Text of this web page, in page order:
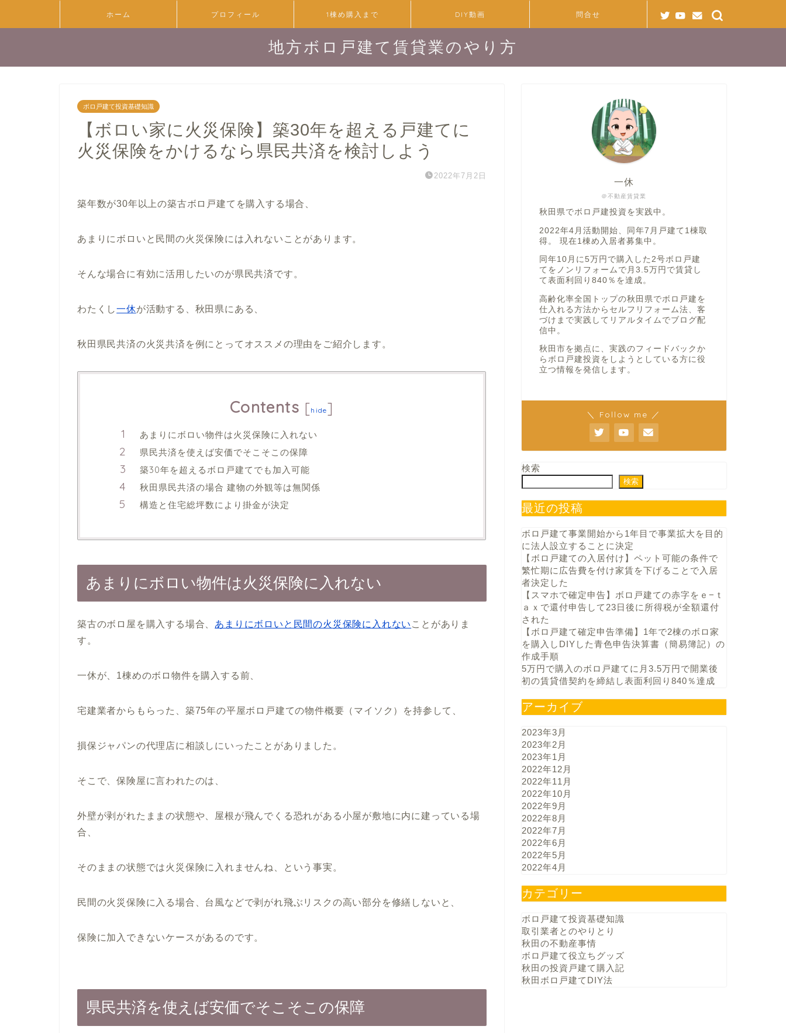
ホーム プロフィール 1棟め購入まで DIY動画 問合せ
地方ボロ戸建て賃貸業のやり方
ボロ戸建て投資基礎知識
【ボロい家に火災保険】築30年を超える戸建てに
火災保険をかけるなら県民共済を検討しよう
2022年7月2日
築年数が30年以上の築古ボロ戸建てを購入する場合、
あまりにボロいと民間の火災保険には入れないことがあります。
そんな場合に有効に活用したいのが県民共済です。
わたくし一休が活動する、秋田県にある、
秋田県民共済の火災共済を例にとってオススメの理由をご紹介します。
Contents [hide]
あまりにボロい物件は火災保険に入れない
県民共済を使えば安価でそこそこの保障
築30年を超えるボロ戸建てでも加入可能
秋田県民共済の場合 建物の外観等は無関係
構造と住宅総坪数により掛金が決定
あまりにボロい物件は火災保険に入れない
築古のボロ屋を購入する場合、 あまりにボロいと民間の火災保険に入れない ことがありま
す。
一休が、1棟めのボロ物件を購入する前、
宅建業者からもらった、築75年の平屋ボロ戸建ての物件概要（マイソク）を持参して、
損保ジャパンの代理店に相談しにいったことがありました。
そこで、保険屋に言われたのは、
外壁が剥がれたままの状態や、屋根が飛んでくる恐れがある小屋が敷地に内に建っている場
合、
そのままの状態では火災保険に入れませんね、という事実。
民間の火災保険に入る場合、台風などで剥がれ飛ぶリスクの高い部分を修繕しないと、
保険に加入できないケースがあるのです。
県民共済を使えば安価でそこそこの保障
＠不動産賃貸業
一休
秋田県でボロ戸建投資を実践中。
2022年4月活動開始、同年7月戸建て1棟取
得。 現在1棟め入居者募集中。
同年10月に5万円で購入した2号ボロ戸建
てをノンリフォームで月3.5万円で賃貸し
て表面利回り840％を達成。
高齢化率全国トップの秋田県でボロ戸建を
仕入れる方法からセルフリフォーム法、客
づけまで実践してリアルタイムでブログ配
信中。
秋田市を拠点に、実践のフィードバックか
らボロ戸建投資をしようとしている方に役
立つ情報を発信します。
＼ Follow me ／
検索
検索
最近の投稿
ボロ戸建て事業開始から1年目で事業拡大を目的
に法人設立することに決定
【ボロ戸建ての入居付け】ペット可能の条件で
繁忙期に広告費を付け家賃を下げることで入居
者決定した
【スマホで確定申告】ボロ戸建ての赤字をｅ−ｔ
ａｘで還付申告して23日後に所得税が全額還付
された
【ボロ戸建て確定申告準備】1年で2棟のボロ家
を購入しDIYした青色申告決算書（簡易簿記）の
作成手順
5万円で購入のボロ戸建てに月3.5万円で開業後
初の賃貸借契約を締結し表面利回り840％達成
アーカイブ
2023年3月
2023年2月
2023年1月
2022年12月
2022年11月
2022年10月
2022年9月
2022年8月
2022年7月
2022年6月
2022年5月
2022年4月
カテゴリー
ボロ戸建て投資基礎知識
取引業者とのやりとり
秋田の不動産事情
ボロ戸建て役立ちグッズ
秋田の投資戸建て購入記
秋田ボロ戸建てDIY法